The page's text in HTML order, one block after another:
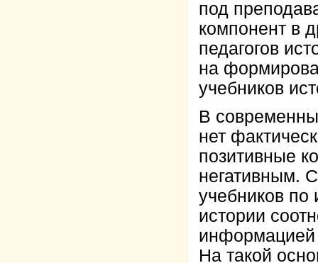
под
компонент в
педагогов
на
учебников
В
нет
позитивные
негативным.
учебников по
истории
информацией
На такой